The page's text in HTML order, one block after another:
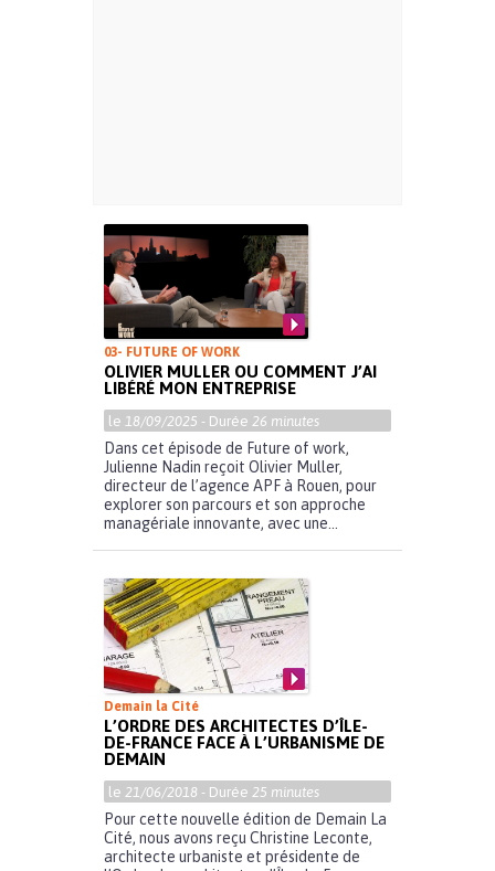
03- FUTURE OF WORK
OLIVIER MULLER OU COMMENT J’AI
LIBÉRÉ MON ENTREPRISE
le 18/09/2025 - Durée 26 minutes
Dans cet épisode de Future of work,
Julienne Nadin reçoit Olivier Muller,
directeur de l’agence APF à Rouen, pour
explorer son parcours et son approche
managériale innovante, avec une...
Demain la Cité
L’ORDRE DES ARCHITECTES D’ÎLE-
DE-FRANCE FACE À L’URBANISME DE
DEMAIN
le 21/06/2018 - Durée 25 minutes
Pour cette nouvelle édition de Demain La
Cité, nous avons reçu Christine Leconte,
architecte urbaniste et présidente de